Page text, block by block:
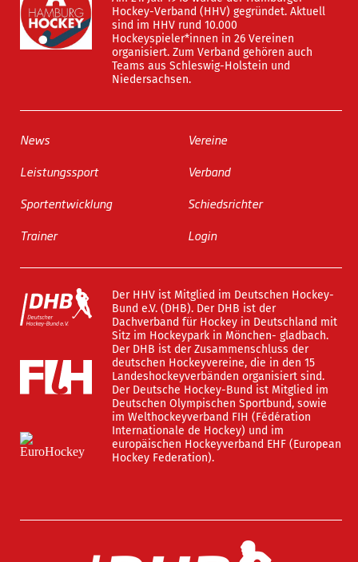
Hockey-Verband (HHV) gegründet. Aktuell
sind im HHV rund 10.000
Hockeyspieler*innen in 26 Vereinen
organisiert. Zum Verband gehören auch
Teams aus Schleswig-Holstein und
Niedersachsen.
News
Leistungssport
Sportentwicklung
Trainer
Vereine
Verband
Schiedsrichter
Login
Der HHV ist Mitglied im Deutschen Hockey-
Bund e.V. (DHB). Der DHB ist der
Dachverband für Hockey in Deutschland mit
Sitz im Hockeypark in Mönchen- gladbach.
Der DHB ist der Zusammenschluss der
deutschen Hockeyvereine, die in den 15
Landeshockeyverbänden organisiert sind.
Der Deutsche Hockey-Bund ist Mitglied im
Deutschen Olympischen Sportbund, sowie
im Welthockeyverband FIH (Fédération
Internationale de Hockey) und im
europäischen Hockeyverband EHF (European
Hockey Federation).